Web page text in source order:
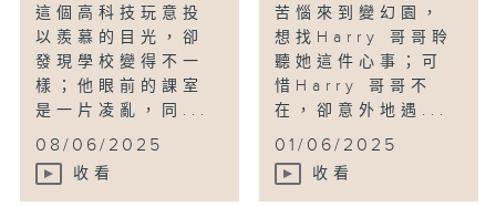
這個高科技玩意投
以羨慕的目光，卻
發現學校變得不一
樣；他眼前的課室
是一片凌亂，同...
08/06/2025
收看
苦惱來到變幻園，
想找Harry 哥哥聆
聽她這件心事；可
惜Harry 哥哥不
在，卻意外地遇...
01/06/2025
收看